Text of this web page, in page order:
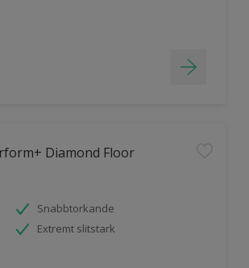
Diamond Floor
Snabbtorkande
Extremt slitstark